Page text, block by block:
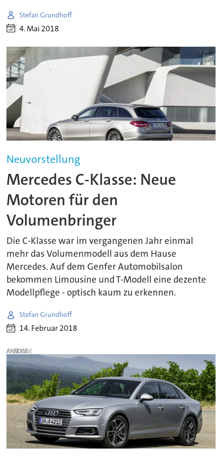
Stefan Grundhoff
4. Mai 2018
Neuvorstellung
Mercedes C-Klasse: Neue
Motoren für den
Volumenbringer
Die C-Klasse war im vergangenen Jahr einmal
mehr das Volumenmodell aus dem Hause
Mercedes. Auf dem Genfer Automobilsalon
bekommen Limousine und T-Modell eine dezente
Modellpflege - optisch kaum zu erkennen.
Stefan Grundhoff
14. Februar 2018
ANZEIGE